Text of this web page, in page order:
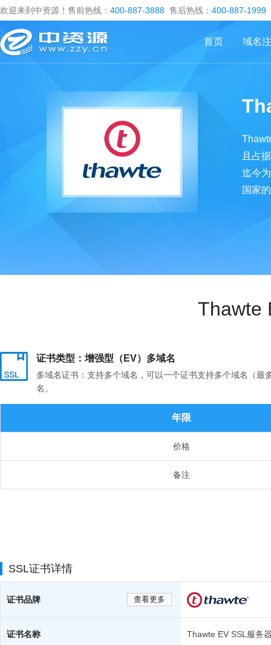
欢迎来到中资源！售前热线： 400-887-3888 售后热线： 400-887-1999
域名
首页
且占
迄今
国家
Thawte
证书类型：增强型（EV）多域名
多域名证书：支持多个域名，可以一个证书支持多个域名（
名。
年限
价格
备注
SSL证书详情
查看更多
证书品牌
证书名称 Thawte EV SSL服务